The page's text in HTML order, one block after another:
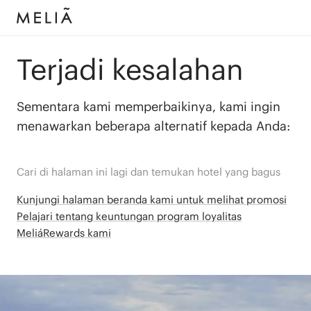
Terjadi kesalahan
Sementara kami memperbaikinya, kami ingin
menawarkan beberapa alternatif kepada Anda:
Cari di halaman ini lagi dan temukan hotel yang bagus
Kunjungi halaman beranda kami untuk melihat promosi
Pelajari tentang keuntungan program loyalitas
MeliáRewards kami